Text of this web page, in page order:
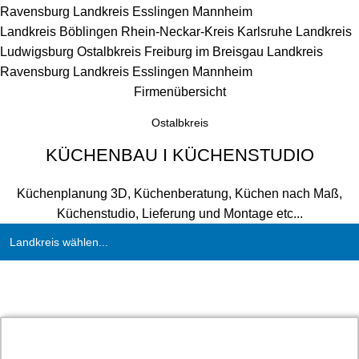
Ravensburg Landkreis Esslingen Mannheim
Landkreis Böblingen Rhein-Neckar-Kreis Karlsruhe Landkreis
Ludwigsburg Ostalbkreis Freiburg im Breisgau Landkreis
Ravensburg Landkreis Esslingen Mannheim
Firmenübersicht
Ostalbkreis
KÜCHENBAU I KÜCHENSTUDIO
Küchenplanung 3D, Küchenberatung, Küchen nach Maß,
Küchenstudio, Lieferung und Montage etc...
Landkreis wählen...